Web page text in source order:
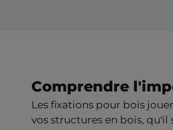
Comprendre
Les fixations pour bois
vos structures en bois,